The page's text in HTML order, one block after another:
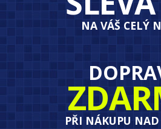
NA VÁŠ CELÝ
PŘI NÁKUPU